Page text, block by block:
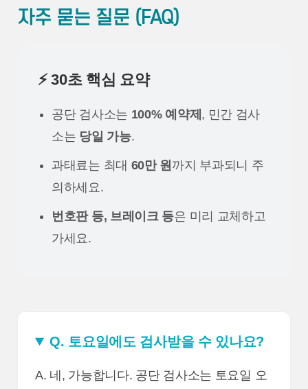
자주 묻는 질문 (FAQ)
⚡ 30초 핵심 요약
공단 검사소는 100% 예약제 , 민간 검사
소는 당일 가능.
과태료는 최대 60만 원까지 부과되니 주
의하세요.
번호판 등, 브레이크 등은 미리 교체하고
가세요.
Q. 토요일에도 검사받을 수 있나요?
A. 네, 가능합니다. 공단 검사소는 토요일 오